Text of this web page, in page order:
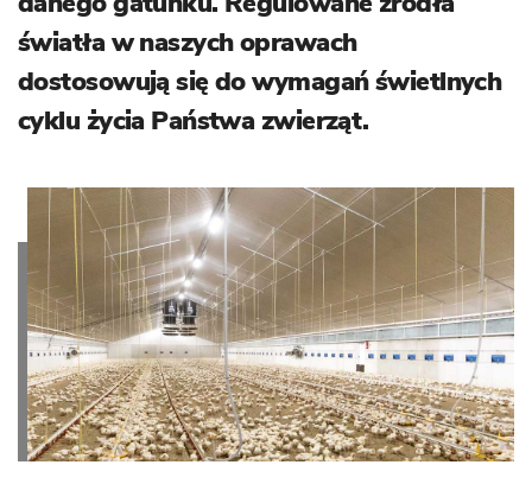
światła w naszych oprawach
dostosowują się do wymagań świetlnych
cyklu życia Państwa zwierząt.